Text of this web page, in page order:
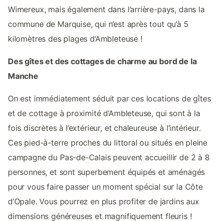
Wimereux, mais également dans l’arrière-pays, dans la
commune de Marquise, qui n’est après tout qu’à 5
kilomètres des plages d’Ambleteuse !
Des gîtes et des cottages de charme au bord de la
Manche
On est immédiatement séduit par ces locations de gîtes
et de cottage à proximité d’Ambleteuse, qui sont à la
fois discrètes à l’extérieur, et chaleureuse à l’intérieur.
Ces pied-à-terre proches du littoral ou situés en pleine
campagne du Pas-de-Calais peuvent accueillir de 2 à 8
personnes, et sont superbement équipés et aménagés
pour vous faire passer un moment spécial sur la Côte
d’Opale. Vous pourrez en plus profiter de jardins aux
dimensions généreuses et magnifiquement fleuris !